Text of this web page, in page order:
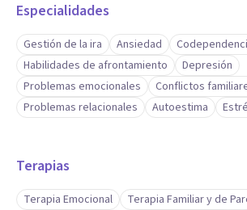
Especialidades
Gestión de la ira Ansiedad
Habilidades de afrontamiento
Depresión
Problemas emocionales
Conflictos
Problemas relacionales
Autoestima
Terapias
Terapia Emocional
Terapia Familiar y de